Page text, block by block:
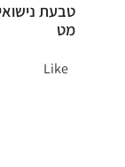
טבעת
מט
Like